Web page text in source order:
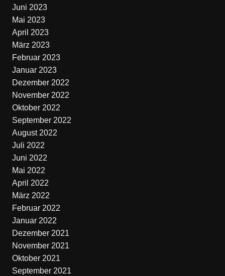
Juni 2023
Mai 2023
April 2023
März 2023
Februar 2023
Januar 2023
Dezember 2022
November 2022
Oktober 2022
September 2022
August 2022
Juli 2022
Juni 2022
Mai 2022
April 2022
März 2022
Februar 2022
Januar 2022
Dezember 2021
November 2021
Oktober 2021
September 2021